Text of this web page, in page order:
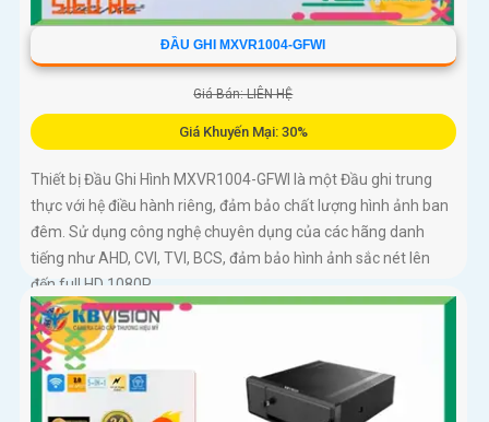
ĐẦU GHI MXVR1004-GFWI
Giá Bán: LIÊN HỆ
Giá Khuyến Mại: 30%
Thiết bị Đầu Ghi Hình MXVR1004-GFWI là một Đầu ghi trung
thực với hệ điều hành riêng, đảm bảo chất lượng hình ảnh ban
đêm. Sử dụng công nghệ chuyên dụng của các hãng danh
tiếng như AHD, CVI, TVI, BCS, đảm bảo hình ảnh sắc nét lên
đến full HD 1080P